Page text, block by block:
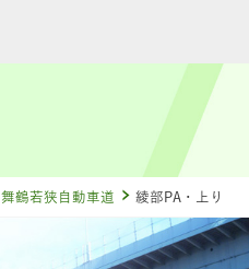
舞鶴若狭自動車道 綾部PA・上り